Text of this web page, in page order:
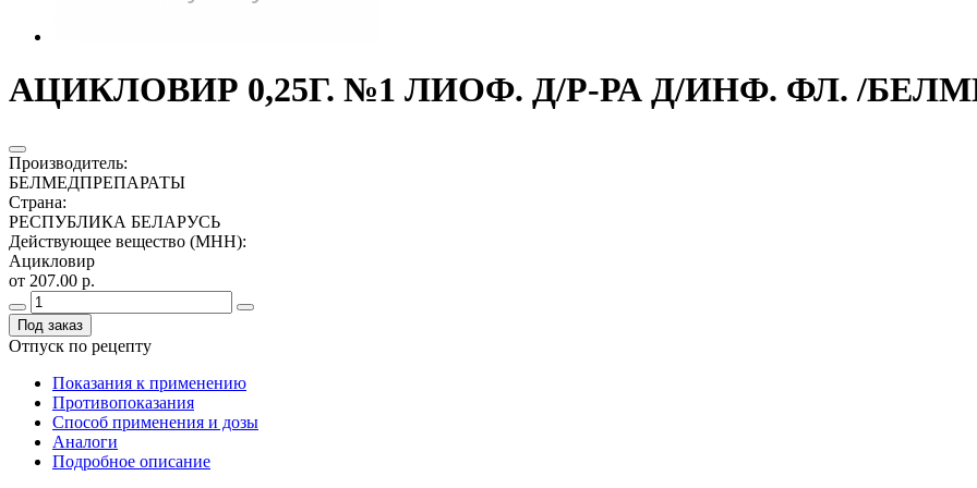
АЦИКЛОВИР 0,25Г. №1 ЛИОФ. Д/Р-РА Д/ИНФ. ФЛ. /
Производитель:
БЕЛМЕДПРЕПАРАТЫ
Страна:
РЕСПУБЛИКА БЕЛАРУСЬ
Действующее вещество (МНН):
Ацикловир
от 207.00 р.
Под заказ
Отпуск по рецепту
Показания к применению
Противопоказания
Способ применения и дозы
Аналоги
Подробное описание